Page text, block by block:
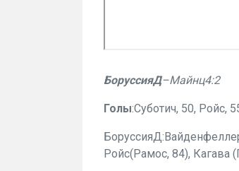
БоруссияД–Майнц4:2
Голы:Суботич, 50, Ройс,
Ройс(Рамос, 84), Кагава